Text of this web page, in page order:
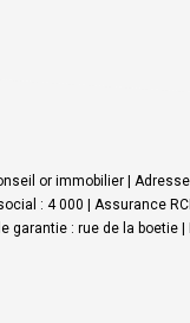
or immobilier | Adresse
: 4 000 | Assurance
: rue de la